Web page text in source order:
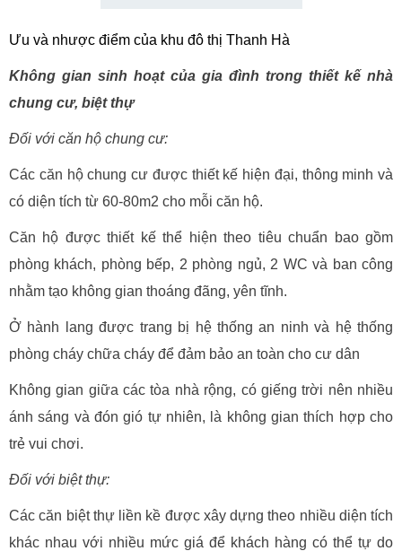
Ưu và nhược điểm của khu đô thị Thanh Hà
Không gian sinh hoạt của gia đình trong thiết kế nhà
chung cư, biệt thự
Đối với căn hộ chung cư:
Các căn hộ chung cư được thiết kế hiện đại, thông minh và
có diện tích từ 60-80m2 cho mỗi căn hộ.
Căn hộ được thiết kế thể hiện theo tiêu chuẩn bao gồm
phòng khách, phòng bếp, 2 phòng ngủ, 2 WC và ban công
nhằm tạo không gian thoáng đãng, yên tĩnh.
Ở hành lang được trang bị hệ thống an ninh và hệ thống
phòng cháy chữa cháy để đảm bảo an toàn cho cư dân
Không gian giữa các tòa nhà rộng, có giếng trời nên nhiều
ánh sáng và đón gió tự nhiên, là không gian thích hợp cho
trẻ vui chơi.
Đối với biệt thự:
Các căn biệt thự liền kề được xây dựng theo nhiều diện tích
khác nhau với nhiều mức giá để khách hàng có thể tự do